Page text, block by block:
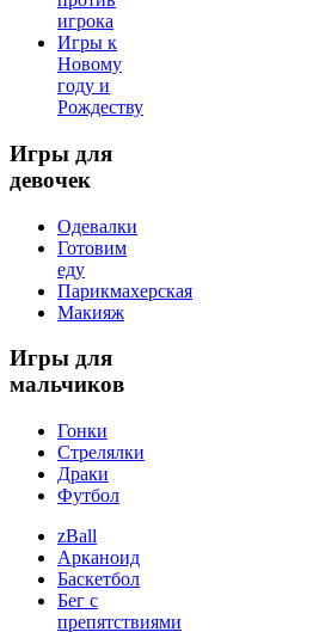
игрока
Игры к
Новому
году и
Рождеству
Игры для
девочек
Одевалки
Готовим
еду
Парикмахерская
Макияж
Игры для
мальчиков
Гонки
Стрелялки
Драки
Футбол
zBall
Арканоид
Баскетбол
Бег с
препятствиями